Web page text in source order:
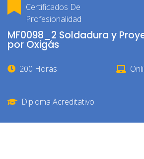
Certificados De
Profesionalidad
MF0098_2 Soldadura y
por Oxigás
200 Horas
Diploma Acreditativo